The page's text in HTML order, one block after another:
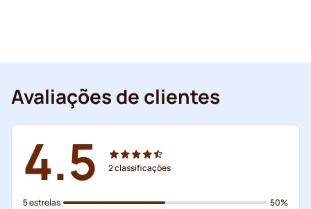
Avaliações de clientes
4.5 2classificações
5 estrelas
50%